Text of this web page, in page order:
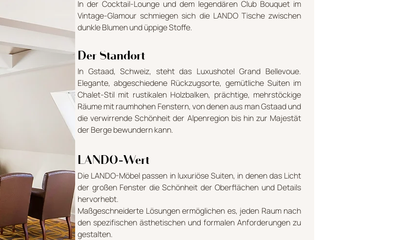
In der Cocktail-Lounge und dem legendären Club Bouquet im
Vintage-Glamour schmiegen sich die LANDO Tische zwischen
dunkle Blumen und üppige Stoffe.
Der Standort
In Gstaad, Schweiz, steht das Luxushotel Grand Bellevoue.
Elegante, abgeschiedene Rückzugsorte, gemütliche Suiten im
Chalet-Stil mit rustikalen Holzbalken, prächtige, mehrstöckige
Räume mit raumhohen Fenstern, von denen aus man Gstaad und
die verwirrende Schönheit der Alpenregion bis hin zur Majestät
der Berge bewundern kann.
LANDO-Wert
Die LANDO-Möbel passen in luxuriöse Suiten, in denen das Licht
der großen Fenster die Schönheit der Oberflächen und Details
hervorhebt.
Maßgeschneiderte Lösungen ermöglichen es, jeden Raum nach
den spezifischen ästhetischen und formalen Anforderungen zu
gestalten.